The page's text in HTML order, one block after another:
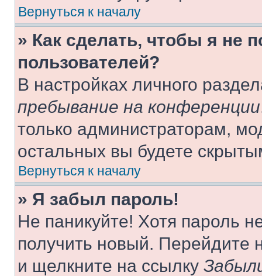
Вернуться к началу
» Как сделать, чтобы я не
пользователей?
В настройках личного
пребывание на конференции
только администраторам,
остальных вы будете
Вернуться к началу
» Я забыл пароль!
Не паникуйте! Хотя пароль
получить новый. Перейдите
и щелкните на ссылку